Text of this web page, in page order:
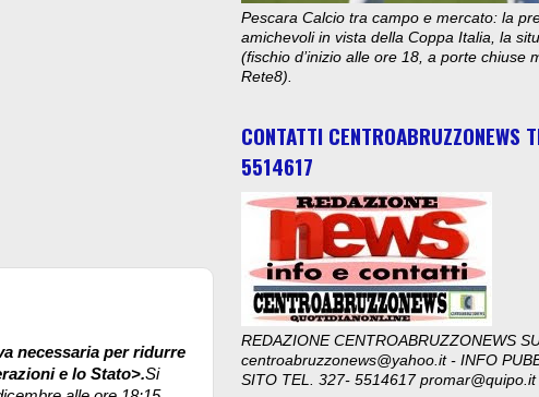
necessaria per ridurre
e lo Stato>.Si
Pescara Calcio tra campo e mercato: la
amichevoli in vista della Coppa Italia, la
(fischio d’inizio alle ore 18, a porte chiuse
Rete8).
CONTATTI CENTROABRUZZONEWS
5514617
REDAZIONE CENTROABRUZZONEWS
centroabruzzonews@yahoo.it - INFO
SITO TEL. 327- 5514617 promar@quipo.it